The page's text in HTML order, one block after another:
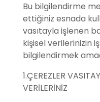
Bu bilgilendirme
ettiğiniz esnada
vasıtayla işlenen
kişisel verilerinizin
bilgilendirmek
1.ÇEREZLER
VERİLERİNİZ